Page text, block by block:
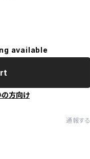
available
方向け
通報する